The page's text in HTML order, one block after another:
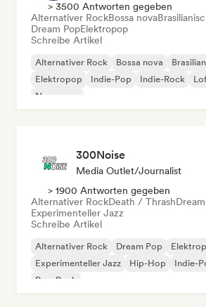
> 3500 Antworten gegeben
Alternativer RockBossa nova
Dream PopElektropop
Schreibe Artikel
Alternativer Rock Bossa nova
Elektropop
Indie-Pop Indie-Rock
New wave
300Noise
Media Outlet/Journalist
> 1900 Antworten gegeben
Alternativer RockDeath / Thrash
Experimenteller Jazz
Schreibe Artikel
Alternativer Rock Dream Pop
Experimenteller Jazz
Hip-Hop Indie-
Pop-Rock